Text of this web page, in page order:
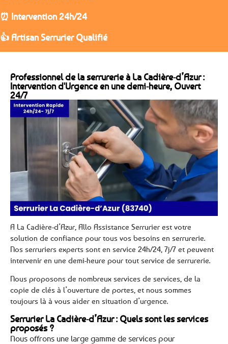
⏰ Intervention 24h/24
👍 Artisan Serrurier Qualifié
Professionnel de la serrurerie à La Cadière-d’Azur :
Intervention d'Urgence en une demi-heure, Ouvert
24/7
A La Cadière-d’Azur, Allo Assistance Serrurier est votre
solution de confiance pour tous vos besoins en serrurerie.
Nos serruriers experts sont en service 24h/24, 7j/7 et peuvent
intervenir en une demi-heure pour tout service de serrurerie.
Nous proposons de nombreux services de services, de la
copie de clés à l’ouverture de portes, et nous sommes
toujours là à vous aider en situation d’urgence.
Serrurier La Cadière-d’Azur : Quels sont les services
proposés ?
Nous offrons une large gamme de services pour